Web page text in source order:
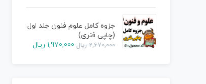
جزوه کامل علوم فنون جلد اول
(چاپی فنری)
2,670,000 ریال 1,970,000 ریال